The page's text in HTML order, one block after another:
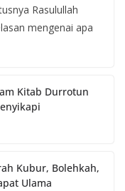
Rasulullah
mengenai apa
Kitab Durrotun
Kubur, Bolehkah,
Ulama